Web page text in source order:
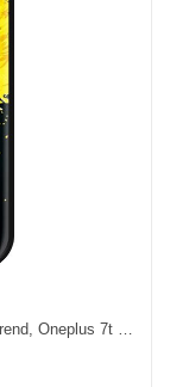
Oneplus 7t Pro Hoesje Geel Mobiele Telefoon Trend, Oneplus 7t Pro Hoesje Hoes Bescherming